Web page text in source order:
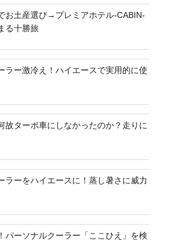
お土産選び→プレミアホテル-CABIN-
る十勝旅
ラー激冷え！ハイエースで実用的に使
故ターボ車にしなかったのか？走りに
ラーをハイエースに！蒸し暑さに威力
パーソナルクーラー「ここひえ」を検